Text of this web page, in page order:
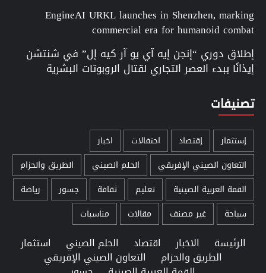
EngineAI URKL launches in Shenzhen, marking
commercial era for humanoid combat
إطلاق دوري “إنجن إيه آي يو آر كيه إل” في شنتشن
إيذانًا ببدء العصر التجاري لقتال الروبوتات البشرية
تصنيفات
إستثمار إقتصاد احتفالات
اخبار
التعاون الصيني الإفريقي
الحلم الصيني
الطريق والحزام
القمة العربية الصينية
تعليم ثقافة جسور
رياضة
سياحة
غير مصنف مقالات مناسبات
الرئيسة الاخبار اقتصاد الحلم الصيني استثمار
الطريق والحزام التعاون الصيني الإفريقي